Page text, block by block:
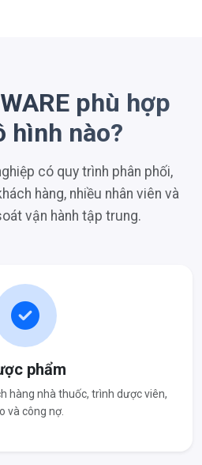
phù hợp
hình nào?
có quy trình phân phối,
hàng, nhiều nhân viên và
vận hành tập trung.
phẩm
hàng nhà thuốc, trình dược viên,
và công nợ.